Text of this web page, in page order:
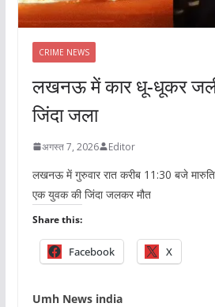
CRIME NEWS
लखनऊ में कार धू-धूकर जली,
जिंदा जला
अगस्त 7, 2026 Editor
लखनऊ में गुरुवार रात करीब 11:30 बजे
एक युवक की जिंदा जलकर मौत
Share this:
Facebook X
Umh News india